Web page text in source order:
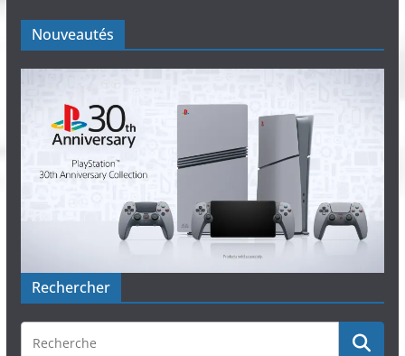
Nouveautés
Rechercher